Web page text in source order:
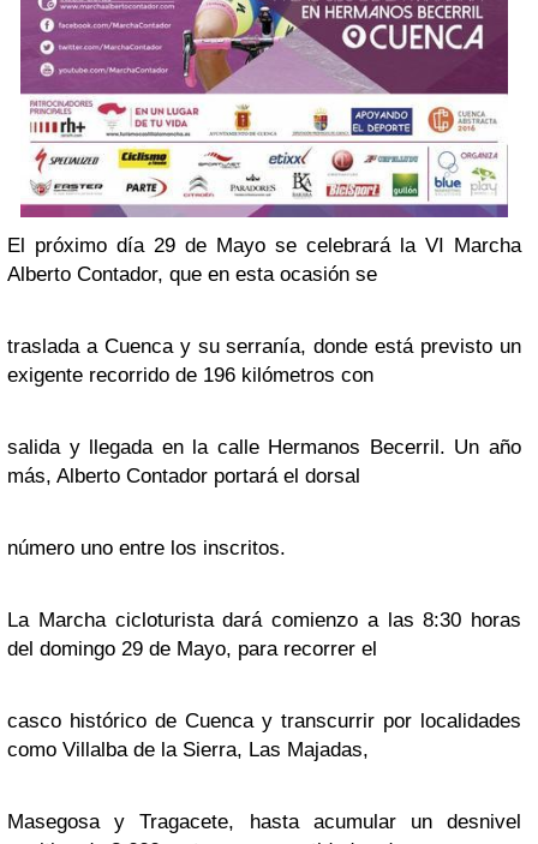
El próximo día 29 de Mayo se celebrará la VI Marcha
Alberto Contador, que en esta ocasión se
traslada a Cuenca y su serranía, donde está previsto un
exigente recorrido de 196 kilómetros con
salida y llegada en la calle Hermanos Becerril. Un año
más, Alberto Contador portará el dorsal
número uno entre los inscritos.
La Marcha cicloturista dará comienzo a las 8:30 horas
del domingo 29 de Mayo, para recorrer el
casco histórico de Cuenca y transcurrir por localidades
como Villalba de la Sierra, Las Majadas,
Masegosa y Tragacete, hasta acumular un desnivel